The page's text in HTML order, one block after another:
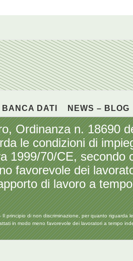
BANCA DATI NEWS – BLOG
Ordinanza n. 18690
le condizioni di
1999/70/CE,
favorevole dei
di lavoro a
principio di non discriminazione, per quanto
in modo meno favorevole dei lavoratori a tempo